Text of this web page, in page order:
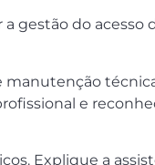
do acesso
manutenção
e
Explique a